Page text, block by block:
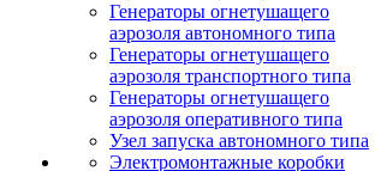
Генераторы огнетушащего
аэрозоля автономного типа
Генераторы огнетушащего
аэрозоля транспортного типа
Генераторы огнетушащего
аэрозоля оперативного типа
Узел запуска автономного типа
Электромонтажные коробки